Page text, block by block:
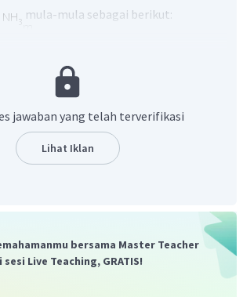
mula-mula sebagai berikut:
terurai sebagai berikut:
jawaban yang telah terverifikasi
Lihat Iklan
bersama Master Teacher
sesi Live Teaching, GRATIS!